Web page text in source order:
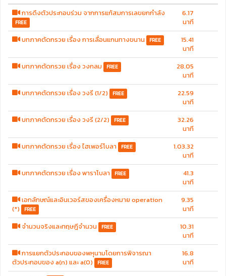
การดึงตัวประกอบร่วม จากการแก้สมการเลขยกกำลัง
FREE
6.17
นาที
บทภาคตัดกรวย เรื่อง การเลื่อนแกนทางขนาน FREE
15.41
นาที
บทภาคตัดกรวย เรื่อง วงกลม FREE
28.05
นาที
บทภาคตัดกรวย เรื่อง วงรี (1/2) FREE
22.59
นาที
บทภาคตัดกรวย เรื่อง วงรี (2/2) FREE
32.26
นาที
บทภาคตัดกรวย เรื่อง ไฮเพอร์โบลา FREE
1.03.32
นาที
บทภาคตัดกรวย เรื่อง พาราโบลา FREE
41.3
นาที
เอกลักษณ์และอินเวอร์สของเครื่องหมาย operation
(*) FREE
9.35
นาที
จำนวนจริงและทฤษฎีจำนวน FREE
10.31
นาที
การแยกตัวประกอบของพหุนามโดยการพิจารณา
ตัวประกอบของ a(n) และ a(0) FREE
16.8
นาที